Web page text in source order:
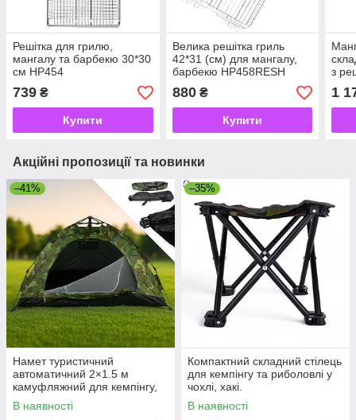
Решітка для грилю,
мангалу та барбекю 30*30
см HP454
739 ₴
Купити
Велика решітка гриль
42*31 (см) для мангалу,
барбекю HP458RESH
880₴
Купити
з
1
Акційні пропозиції та новинки
–41%
Намет туристичний
автоматичний 2×1.5 м
камуфляжний для кемпінгу,
риболовлі, відпочинку з
чохлом
В наявності
–35%
Компактний складний стілець
для кемпінгу та риболовлі у
чохлі, хакі.
В наявності